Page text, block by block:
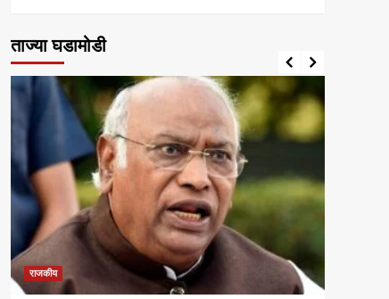
ताज्या घडामोडी
राजकीय